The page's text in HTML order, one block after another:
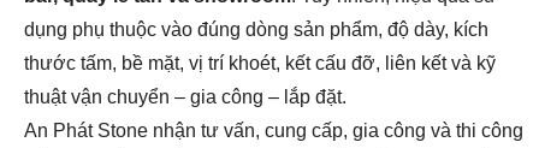
dụng phụ thuộc vào đúng dòng sản phẩm, độ dày, kích
thước tấm, bề mặt, vị trí khoét, kết cấu đỡ, liên kết và kỹ
thuật vận chuyển – gia công – lắp đặt.
An Phát Stone nhận tư vấn, cung cấp, gia công và thi công